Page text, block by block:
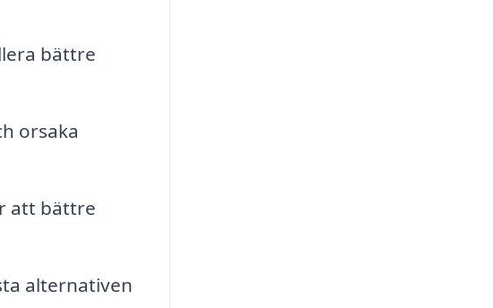
bättre
orsaka
att bättre
alternativen